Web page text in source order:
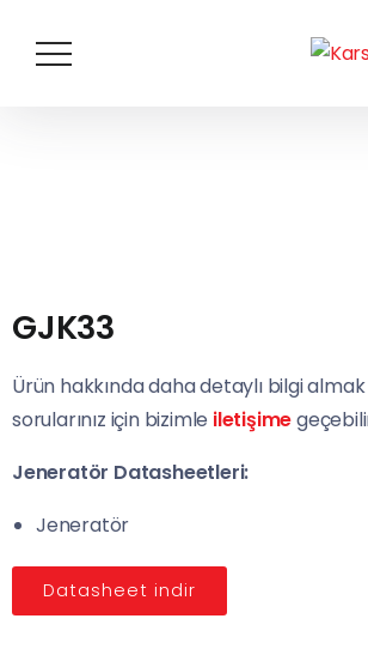
GJK33
Ürün hakkında daha detaylı bilgi
sorularınız için bizimle iletişime
Jeneratör Datasheetleri:
Jeneratör
Datasheet indir